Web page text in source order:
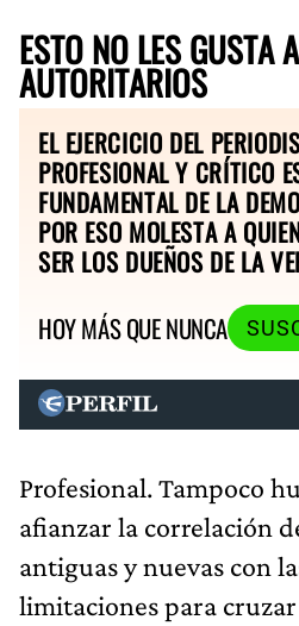
ESTO NO LES GUSTA
AUTORITARIOS
EL EJERCICIO DEL
PROFESIONAL Y CRÍTICO
FUNDAMENTAL DE LA
POR ESO MOLESTA A
SER LOS DUEÑOS DE LA
HOY MÁS QUE NUNCA
Profesional. Tampoco
afianzar la correlación
antiguas y nuevas con
limitaciones para